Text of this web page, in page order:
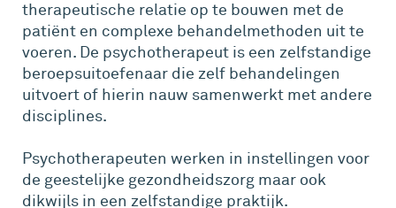
therapeutische relatie op te bouwen met de
patiënt en complexe behandelmethoden uit te
voeren. De psychotherapeut is een zelfstandige
beroepsuitoefenaar die zelf behandelingen
uitvoert of hierin nauw samenwerkt met andere
disciplines.
Psychotherapeuten werken in instellingen voor
de geestelijke gezondheidszorg maar ook
dikwijls in een zelfstandige praktijk.